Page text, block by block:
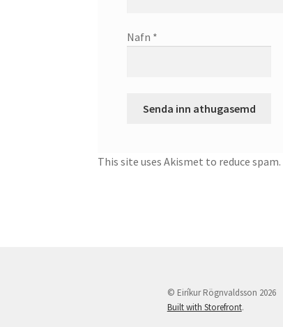
Nafn *
This site uses Akismet to reduce spam.
© Eiríkur Rögnvaldsson 2026
Built with Storefront.